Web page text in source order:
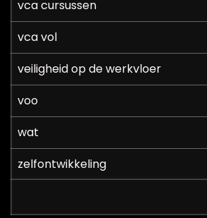
vca cursussen
vca vol
veiligheid op de werkvloer
voo
wat
zelfontwikkeling